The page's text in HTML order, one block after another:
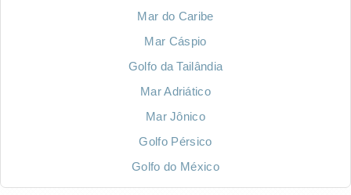
Mar do Caribe
Mar Cáspio
Golfo da Tailândia
Mar Adriático
Mar Jônico
Golfo Pérsico
Golfo do México